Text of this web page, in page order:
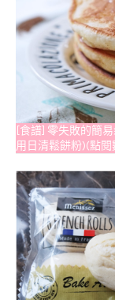
[食譜] 零失敗的簡
用日清鬆餅粉)(點